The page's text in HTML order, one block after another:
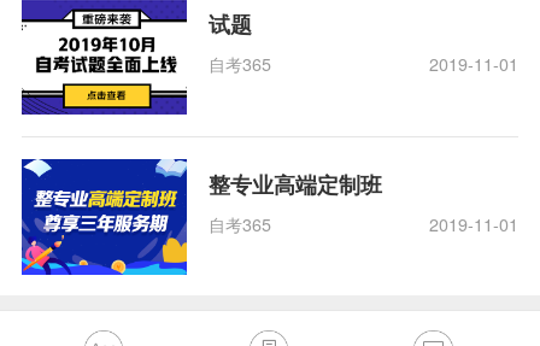
试题
自考365 2019-11-01
整专业高端定制班
自考365 2019-11-01